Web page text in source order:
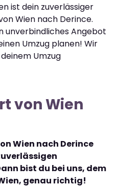
ist dein zuverlässiger
Wien nach Derince.
unverbindliches Angebot
Umzug planen! Wir
Umzug
von Wien
Wien nach Derince
bist du bei uns, dem
genau richtig!